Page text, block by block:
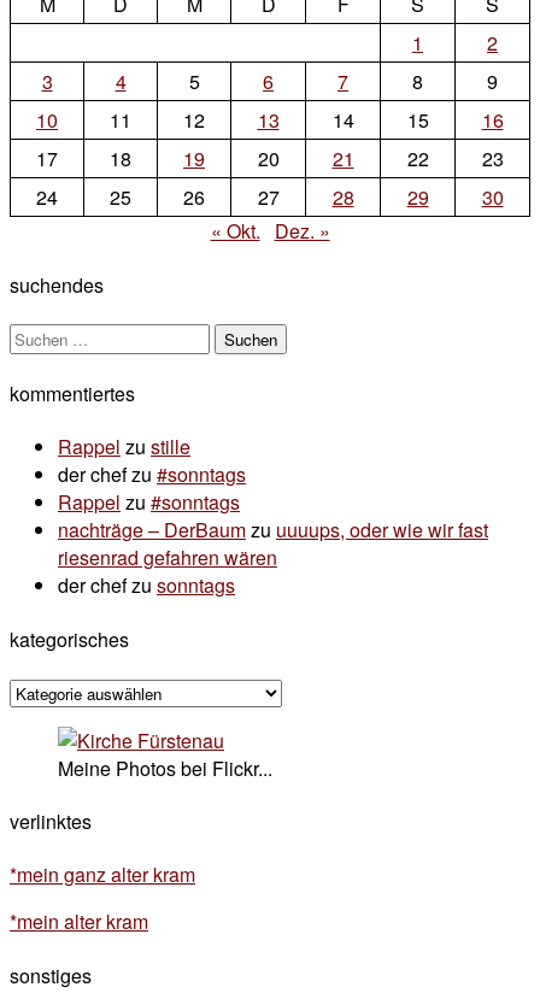
1
2
3
4 5 6 7 8
9
10
11 12 13 14 15
16
17
18 19 20 21 22
23
24
25 26 27 28 29
30
« Okt.
Dez. »
suchendes
Suchen
kommentiertes
Rappel zu stille
der chefzu #sonntags
Rappel zu #sonntags
nachträge – DerBaumzu uuuups, oder wie wir fast
riesenrad gefahren wären
der chefzu sonntags
kategorisches
kategorisches
Meine Photos bei Flickr...
verlinktes
*mein ganz alter kram
*mein alter kram
sonstiges